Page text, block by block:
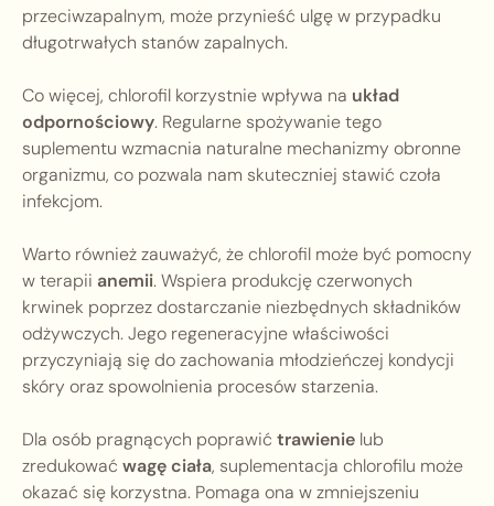
przeciwzapalnym, może przynieść ulgę w przypadku
długotrwałych stanów zapalnych.
Co więcej, chlorofil korzystnie wpływa na układ
odpornościowy. Regularne spożywanie tego
suplementu wzmacnia naturalne mechanizmy obronne
organizmu, co pozwala nam skuteczniej stawić czoła
infekcjom.
Warto również zauważyć, że chlorofil może być pomocny
w terapii anemii. Wspiera produkcję czerwonych
krwinek poprzez dostarczanie niezbędnych składników
odżywczych. Jego regeneracyjne właściwości
przyczyniają się do zachowania młodzieńczej kondycji
skóry oraz spowolnienia procesów starzenia.
Dla osób pragnących poprawić trawienie lub
zredukować wagę ciała, suplementacja chlorofilu może
okazać się korzystna. Pomaga ona w zmniejszeniu